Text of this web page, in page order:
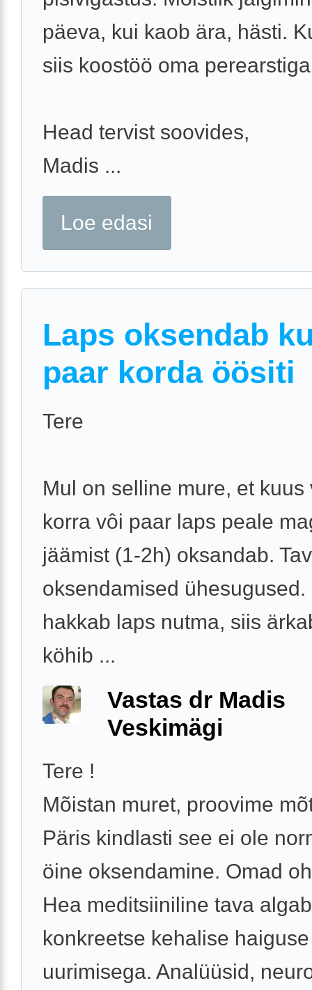
päeva, kui kaob ära, hästi.
siis koostöö oma
Head tervist soovides,
Madis ...
Loe edasi
Laps oksendab
paar korda öösiti
Tere
Mul on selline mure, et kuus
korra vôi paar laps peale
jäämist (1-2h) oksandab.
oksendamised
hakkab laps nutma, siis
köhib ...
Vastas dr Madis
Veskimägi
Tere !
Mõistan muret, proovime
Päris kindlasti see ei ole
öine oksendamine. Omad
Hea meditsiiniline tava algab
konkreetse kehalise haiguse
uurimisega. Analüüsid,